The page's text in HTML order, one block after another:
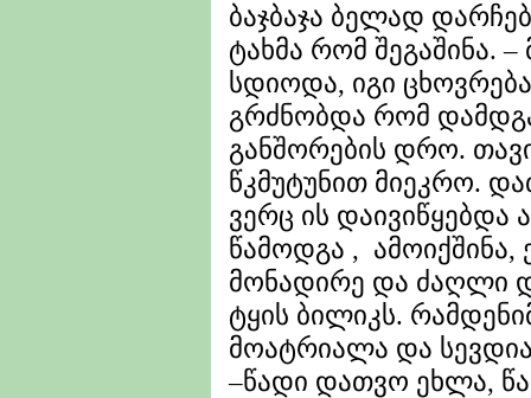
ბაჯბაჯა ბელად
ტახმა რომ შეგაშინა.
სდიოდა, იგი
გრძნობდა რომ
განშორების დრო.
წკმუტუნით მიეკრო.
ვერც ის დაივიწყებდა
წამოდგა ,
მონადირე და ძაღლი
ტყის ბილიკს.
მოატრიალა და
–წადი დათვო ეხლა,